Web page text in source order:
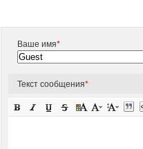
Ваше имя*
Текст сообщения*